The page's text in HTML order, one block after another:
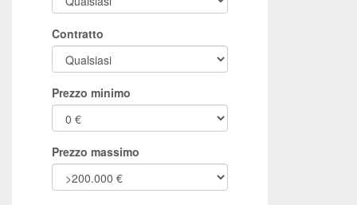
Contratto
Prezzo minimo
Prezzo massimo